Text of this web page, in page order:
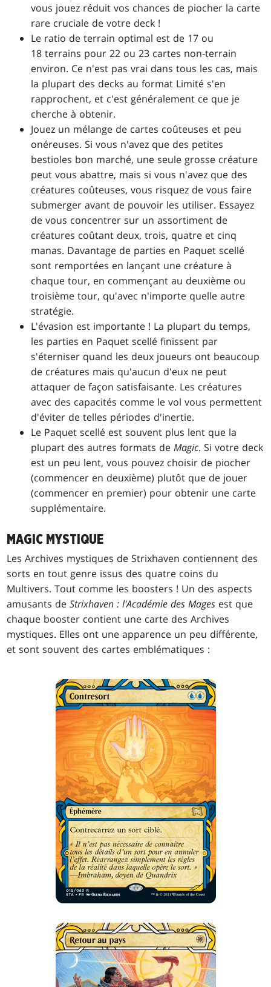
vous jouez réduit vos chances de piocher la carte
rare cruciale de votre deck !
Le ratio de terrain optimal est de 17 ou
18 terrains pour 22 ou 23 cartes non-terrain
environ. Ce n'est pas vrai dans tous les cas, mais
la plupart des decks au format Limité s'en
rapprochent, et c'est généralement ce que je
cherche à obtenir.
Jouez un mélange de cartes coûteuses et peu
onéreuses. Si vous n'avez que des petites
bestioles bon marché, une seule grosse créature
peut vous abattre, mais si vous n'avez que des
créatures coûteuses, vous risquez de vous faire
submerger avant de pouvoir les utiliser. Essayez
de vous concentrer sur un assortiment de
créatures coûtant deux, trois, quatre et cinq
manas. Davantage de parties en Paquet scellé
sont remportées en lançant une créature à
chaque tour, en commençant au deuxième ou
troisième tour, qu'avec n'importe quelle autre
stratégie.
L'évasion est importante ! La plupart du temps,
les parties en Paquet scellé finissent par
s'éterniser quand les deux joueurs ont beaucoup
de créatures mais qu'aucun d'eux ne peut
attaquer de façon satisfaisante. Les créatures
avec des capacités comme le vol vous permettent
d'éviter de telles périodes d'inertie.
Le Paquet scellé est souvent plus lent que la
plupart des autres formats deMagic. Si votre deck
est un peu lent, vous pouvez choisir de piocher
(commencer en deuxième) plutôt que de jouer
(commencer en premier) pour obtenir une carte
supplémentaire.
MAGIC MYSTIQUE
Les Archives mystiques de Strixhaven contiennent des
sorts en tout genre issus des quatre coins du
Multivers. Tout comme les boosters ! Un des aspects
amusants deStrixhaven : l'Académie des Mages est que
chaque booster contient une carte des Archives
mystiques. Elles ont une apparence un peu différente,
et sont souvent des cartes emblématiques :